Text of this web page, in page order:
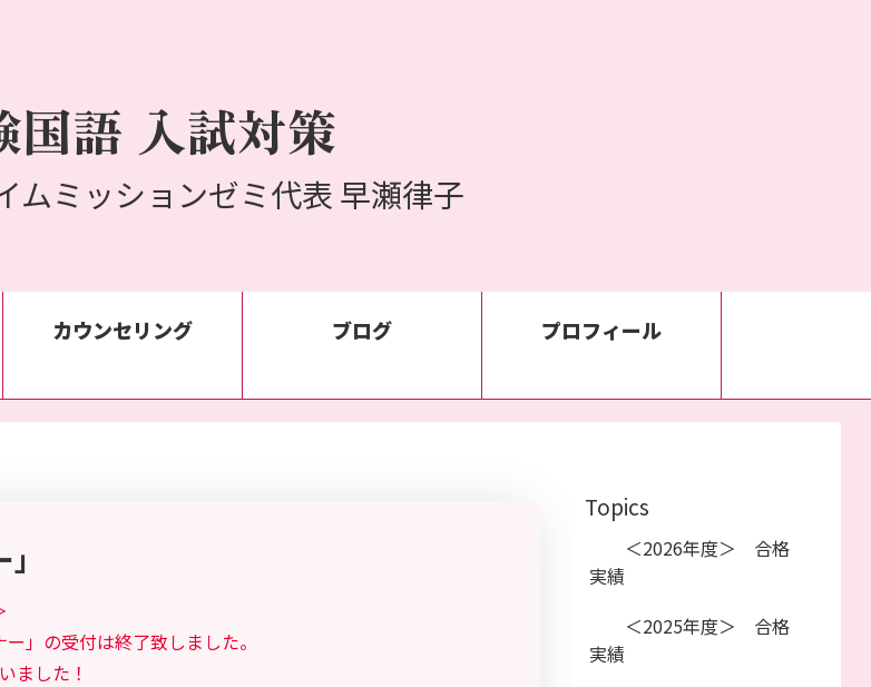
国語 入試対策
ムミッションゼミ代表 早瀬律子
カウンセリング ブログ プロフィール
」の受付は終了致しました。
ました！
Topics
＜2026年度＞ 合格
実績
＜2025年度＞ 合格
実績